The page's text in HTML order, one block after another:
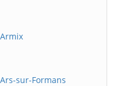
sur-Formans